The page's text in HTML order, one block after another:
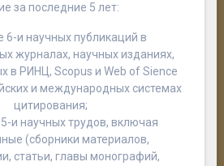
за последние 5 лет:
6-и научных публикаций в
журналах, научных изданиях,
в РИНЦ, Scopus и Web of Sience
и международных системах
цитирования;
и научных трудов, включая
(сборники материалов,
статьи, главы монографий,